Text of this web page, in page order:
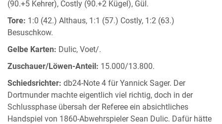
(90.+5 Kehrer), Costly (90.+2 Kügel), Gül.
Tore: 1:0 (42.) Althaus, 1:1 (57.) Costly, 1:2 (63.)
Besuschkow.
Gelbe Karten: Dulic, Voet/.
Zuschauer/Löwen-Anteil: 15.000/13.800.
Schiedsrichter: db24-Note 4 für Yannick Sager. Der
Dortmunder machte eigentlich viel richtig, doch in der
Schlussphase übersah der Referee ein absichtliches
Handspiel von 1860-Abwehrspieler Sean Dulic. Dafür hätte